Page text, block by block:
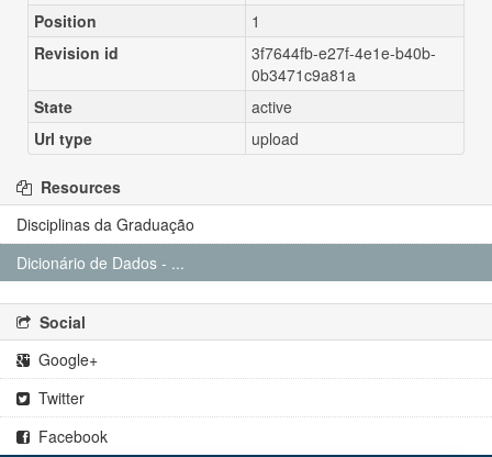
Position
1
Revision id
3f7644fb-e27f-4e1e-b40b-
0b3471c9a81a
State
active
Url type
upload
Resources
Disciplinas da Graduação
Dicionário de Dados - ...
Social
Google+
Twitter
Facebook